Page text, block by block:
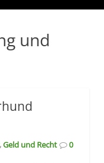
und
,Geld und Recht 0